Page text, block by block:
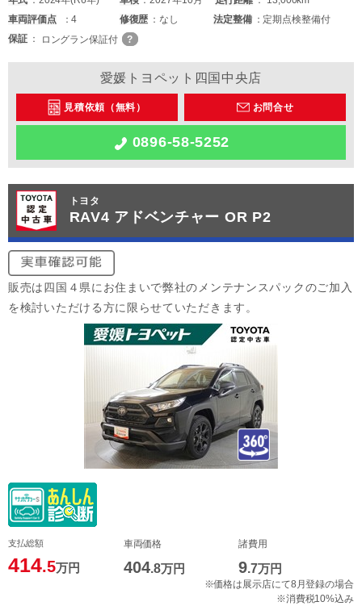
車両評価点 4 修復歴 なし 法定整備
定期点検整備付
保証
ロングラン保証付
愛媛トヨペット四国中央店
見積依頼（無料） お問合せ
0896-58-5252
トヨタ
RAV4 アドベンチャー OR P2
販売は四国４県にお住まいで弊社のメンテナンスパックのご加入
を検討いただける方に限らせていただきます。
支払総額
414.5万円
車両価格
404.8万円
諸費用
9.7万円
※価格は展示店にて8月登録の場合
※消費税10%込み